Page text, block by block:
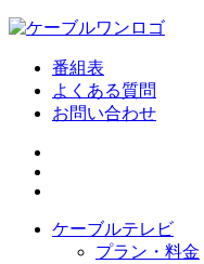
番組表
よくある質問
お問い合わせ
ケーブルテレビ
プラン・料金